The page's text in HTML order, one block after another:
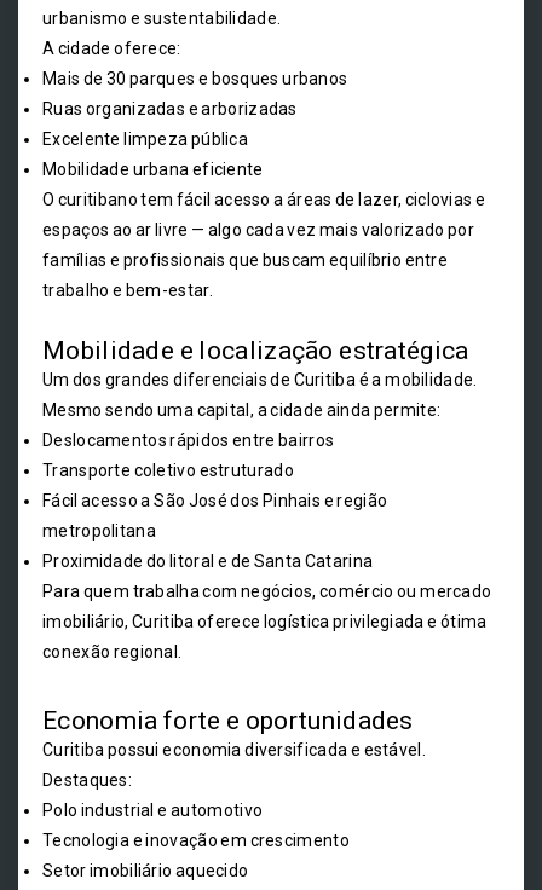
urbanismo e sustentabilidade.
A cidade oferece:
Mais de 30 parques e bosques urbanos
Ruas organizadas e arborizadas
Excelente limpeza pública
Mobilidade urbana eficiente
O curitibano tem fácil acesso a áreas de lazer, ciclovias e
espaços ao ar livre — algo cada vez mais valorizado por
famílias e profissionais que buscam equilíbrio entre
trabalho e bem-estar.
Mobilidade e localização estratégica
Um dos grandes diferenciais de Curitiba é a mobilidade.
Mesmo sendo uma capital, a cidade ainda permite:
Deslocamentos rápidos entre bairros
Transporte coletivo estruturado
Fácil acesso a São José dos Pinhais e região
metropolitana
Proximidade do litoral e de Santa Catarina
Para quem trabalha com negócios, comércio ou mercado
imobiliário, Curitiba oferece logística privilegiada e ótima
conexão regional.
Economia forte e oportunidades
Curitiba possui economia diversificada e estável.
Destaques:
Polo industrial e automotivo
Tecnologia e inovação em crescimento
Setor imobiliário aquecido